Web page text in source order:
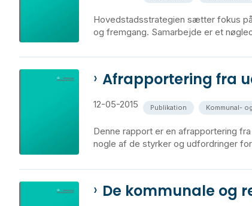
Hovedstadsstrategien sætter fokus
og fremgang. Samarbejde er et
Afrapportering fra
12-05-2015 Publikation Kommunal-
Denne rapport er en afrapportering
nogle af de styrker og udfordringer
De kommunale og